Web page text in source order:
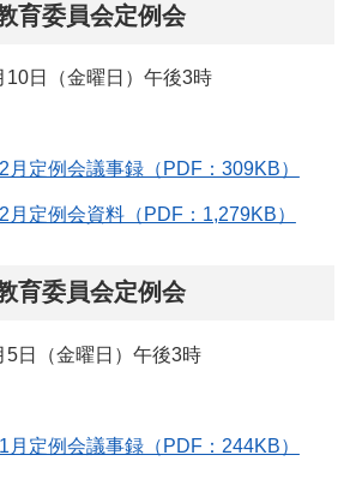
育委員会定例会
10日（金曜日）午後3時
月定例会議事録（PDF：309KB）
月定例会資料（PDF：1,279KB）
育委員会定例会
5日（金曜日）午後3時
月定例会議事録（PDF：244KB）